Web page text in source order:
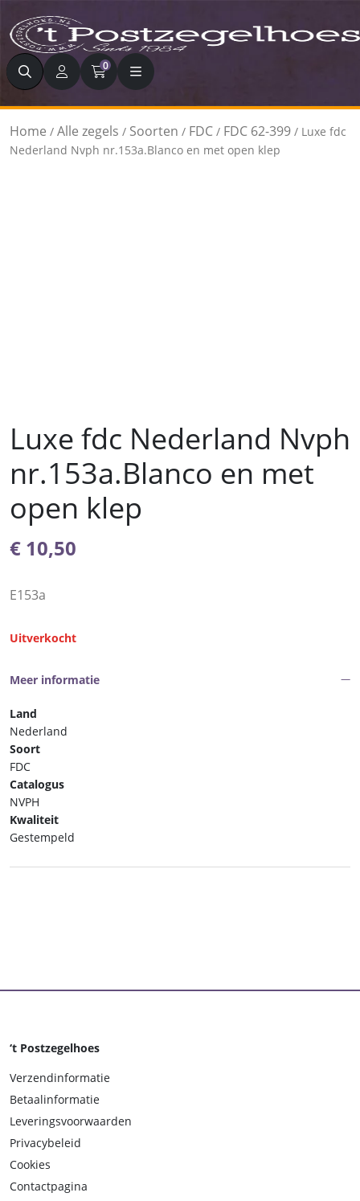
Zoeken 0
Home / Alle zegels / Soorten / FDC / FDC 62-399 / Luxe fdc
Nederland Nvph nr.153a.Blanco en met open klep
Luxe fdc Nederland Nvph
nr.153a.Blanco en met
open klep
€ 10,50
E153a
Uitverkocht
Meer informatie
Land
Nederland
Soort
FDC
Catalogus
NVPH
Kwaliteit
Gestempeld
‘t Postzegelhoes
Verzendinformatie
Betaalinformatie
Leveringsvoorwaarden
Privacybeleid
Cookies
Contactpagina